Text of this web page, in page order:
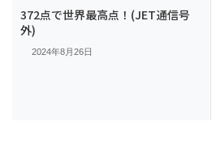
372点で世界最高点！(JET通信号
外)
2024年8月26日